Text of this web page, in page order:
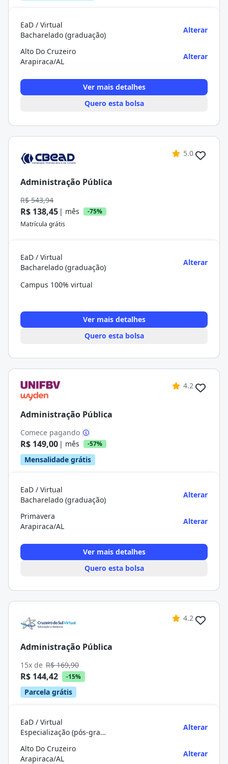
EaD / Virtual
Bacharelado (graduação)
Alterar
Alto Do Cruzeiro
Arapiraca/AL
Alterar
Ver mais detalhes
Quero esta bolsa
5.0
Administração Pública
R$ 543,94
R$ 138,45 | mês
-75%
Matrícula grátis
EaD / Virtual
Bacharelado (graduação)
Alterar
Campus 100% virtual
Ver mais detalhes
Quero esta bolsa
4.2
Administração Pública
Comece pagando
R$ 149,00 | mês -57%
Mensalidade grátis
EaD / Virtual
Bacharelado (graduação)
Alterar
Primavera
Arapiraca/AL
Alterar
Ver mais detalhes
Quero esta bolsa
4.2
Administração Pública
15x de R$ 169,90
R$ 144,42 -15%
Parcela grátis
EaD / Virtual
Especialização (pós-graduação)
Alterar
Alto Do Cruzeiro
Arapiraca/AL
Alterar